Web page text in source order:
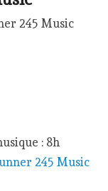
: 8h
245 Music